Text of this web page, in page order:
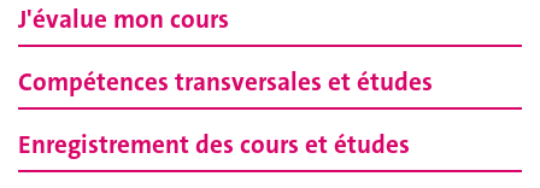
J'évalue mon cours
Compétences transversales et études
Enregistrement des cours et études